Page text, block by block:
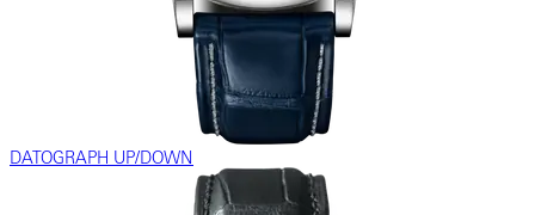
DATOGRAPH UP/DOWN